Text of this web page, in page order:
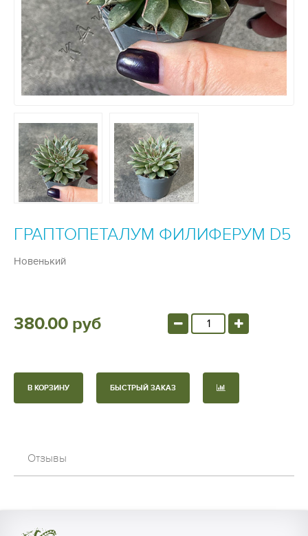
ГРАПТОПЕТАЛУМ ФИЛИФЕРУМ D5
Новенький
380.00 руб
В КОРЗИНУ БЫСТРЫЙ ЗАКАЗ
Отзывы